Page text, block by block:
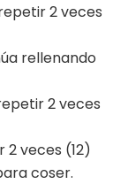
2 veces
rellenando
2 veces
2 veces (12)
coser.